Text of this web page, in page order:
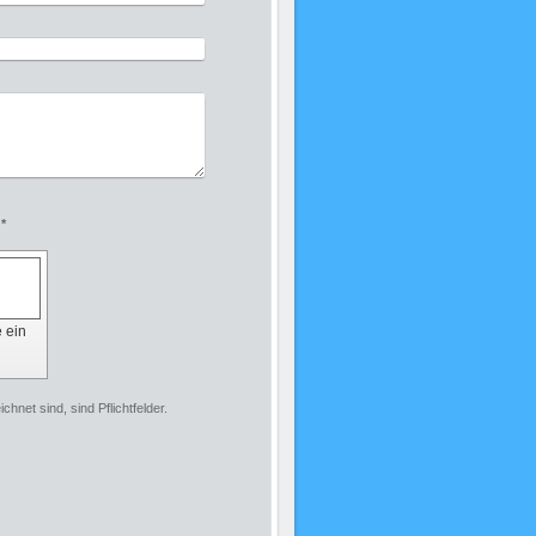
Captcha (Spam-Schutz-Code): *
ein
sind, sind Pflichtfelder.